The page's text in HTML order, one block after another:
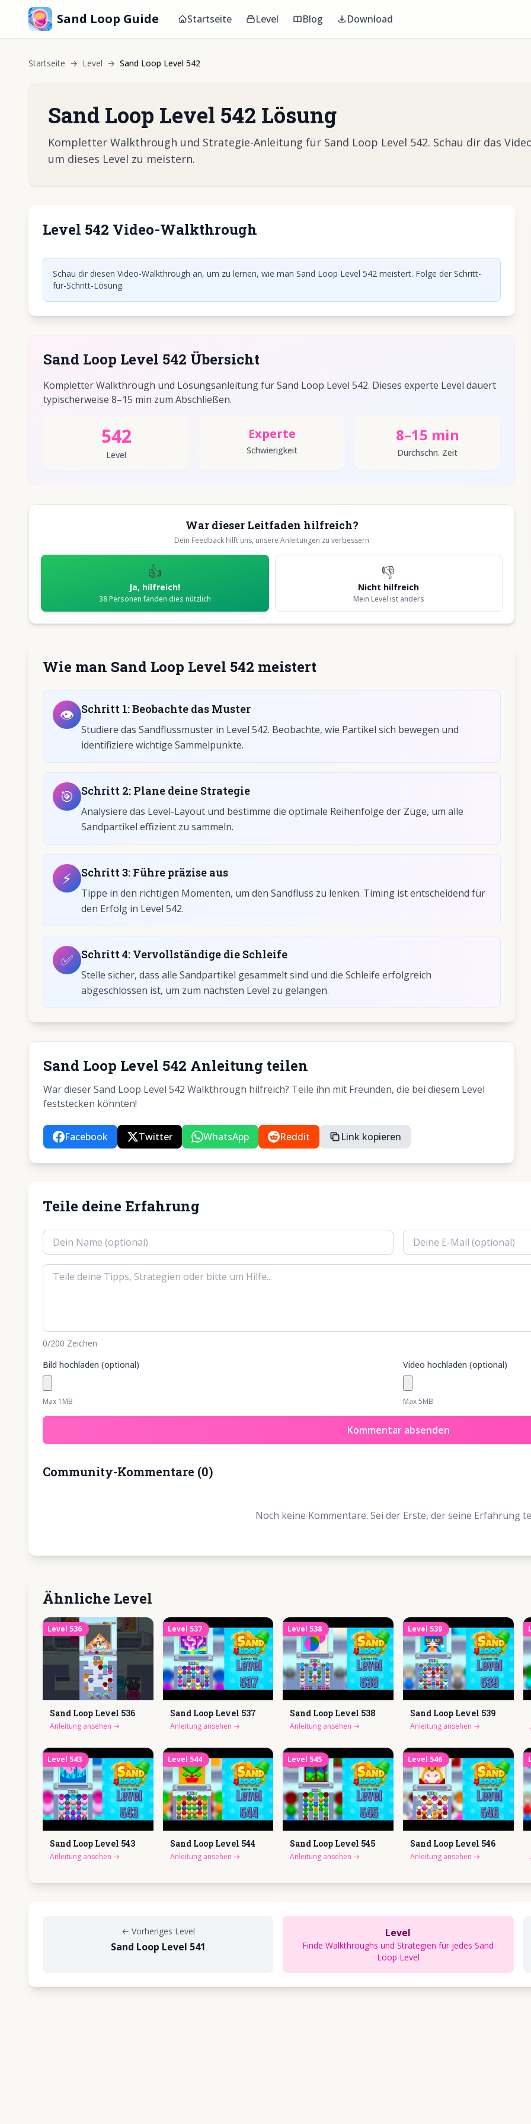
Sand Loop Guide Startseite Level Blog Download
Startseite → Level → Sand Loop Level 542
Sand Loop Level 542 Lösung
Kompletter Walkthrough und Strategie-Anleitung für Sand Loop Level 542. Schau dir das
um dieses Level zu meistern.
Level 542 Video-WalkthroughKlicken, um Video abzuspielen
Schau dir diesen Video-Walkthrough an, um zu lernen, wie man Sand Loop Level 542 meistert. Folge der Schritt-
für-Schritt-Lösung.
Sand Loop Level 542 Übersicht
Kompletter Walkthrough und Lösungsanleitung für Sand Loop Level 542. Dieses experte Level dauert
typischerweise 8–15 min zum Abschließen.
542
Level
Experte
Schwierigkeit
8–15 min
Durchschn. Zeit
War dieser Leitfaden hilfreich?
Dein Feedback hilft uns, unsere Anleitungen zu verbessern
👍
Ja, hilfreich!
38Personen fanden dies nützlich
👎
Nicht hilfreich
Mein Level ist anders
Wie man Sand Loop Level 542 meistert
👁️ Schritt 1:Beobachte das Muster
Studiere das Sandflussmuster in Level 542. Beobachte, wie Partikel sich bewegen und
identifiziere wichtige Sammelpunkte.
🎯 Schritt 2: Plane deine Strategie
Analysiere das Level-Layout und bestimme die optimale Reihenfolge der Züge, um alle
Sandpartikel effizient zu sammeln.
⚡ Schritt3: Führe präzise aus
Tippe in den richtigen Momenten, um den Sandfluss zu lenken. Timing ist entscheidend für
den Erfolg in Level 542.
✅ Schritt4: Vervollständige die Schleife
Stelle sicher, dass alle Sandpartikel gesammelt sind und die Schleife erfolgreich
abgeschlossen ist, um zum nächsten Level zu gelangen.
Sand Loop Level 542 Anleitung teilen
War dieser Sand Loop Level 542 Walkthrough hilfreich? Teile ihn mit Freunden, die bei diesem Level
feststecken könnten!
Facebook Twitter WhatsApp Reddit Link kopieren
Teile deine Erfahrung
0/200 Zeichen
Bild hochladen (optional)
Max 1MB
Video hochladen (optional)
Max 5MB
Kommentar absenden
Community-Kommentare (0)
Noch keine Kommentare. Sei der Erste, der seine Erfahrung
Ähnliche Level
Level 536
Sand Loop Level 536
Anleitung ansehen →
Level 537
Sand Loop Level 537
Anleitung ansehen →
Level 538
Sand Loop Level 538
Anleitung ansehen →
Level 539
Sand Loop Level 539
Anleitung ansehen →
Level 543
Sand Loop Level 543
Anleitung ansehen →
Level 544
Sand Loop Level 544
Anleitung ansehen →
Level 545
Sand Loop Level 545
Anleitung ansehen →
Level 546
Sand Loop Level 546
Anleitung ansehen →
← Vorheriges Level
Sand Loop Level 541
Level
Finde Walkthroughs und Strategien für jedes Sand
Loop Level